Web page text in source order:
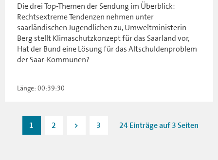
Die drei Top-Themen der Sendung im Überblick:
Rechtsextreme Tendenzen nehmen unter
saarländischen Jugendlichen zu, Umweltministerin
Berg stellt Klimaschutzkonzept für das Saarland vor,
Hat der Bund eine Lösung für das Altschuldenproblem
der Saar-Kommunen?
Länge: 00:39:30
1 2 > 3 24 Einträge auf 3 Seiten